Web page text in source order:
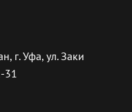
г. Уфа, ул. Заки
31